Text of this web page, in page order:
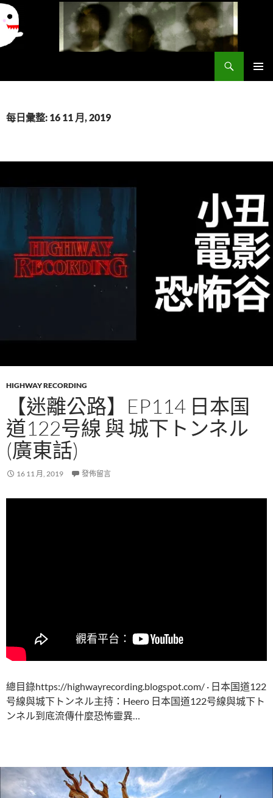
要
每日彙整: 16 11 月, 2019
HIGHWAY RECORDING
【迷離公路】EP114 日本国
道122号線 與 城下トンネル
(廣東話)
16 11 月, 2019 發佈留言
總目錄https://highwayrecording.blogspot.com/ · 日本国道122
号線與城下トンネル主持：Heero 日本国道122号線與城下ト
ンネル到底流傳什麼恐怖靈異…